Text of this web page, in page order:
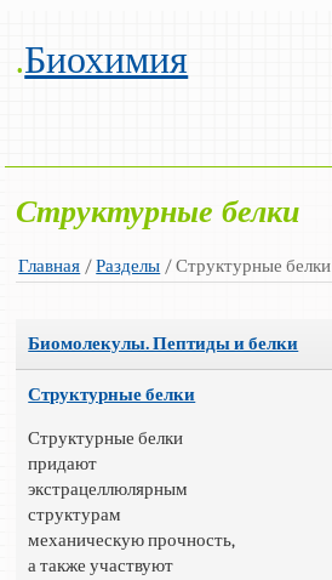
.Биохимия
Структурные белки
Главная /Разделы / Структурные белки
Биомолекулы. Пептиды и белки
Структурные белки
Структурные белки
придают
экстрацеллюлярным
структурам
механическую прочность,
а также участвуют